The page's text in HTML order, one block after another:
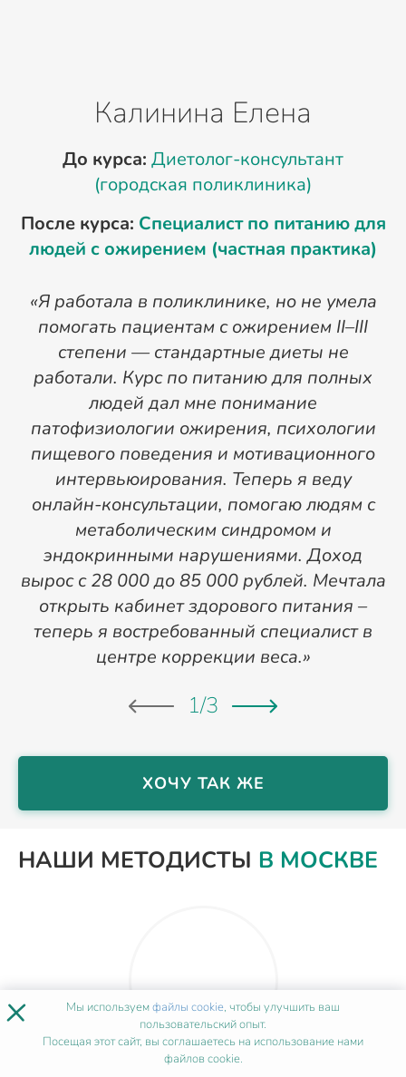
Калинина Елена
До курса: Диетолог-консультант
(городская поликлиника)
После курса: Специалист по питанию для
людей с ожирением (частная практика)
«Я работала в поликлинике, но не умела
помогать пациентам с ожирением II–III
степени — стандартные диеты не
работали. Курс по питанию для полных
людей дал мне понимание
патофизиологии ожирения, психологии
пищевого поведения и мотивационного
интервьюирования. Теперь я веду
онлайн-консультации, помогаю людям с
метаболическим синдромом и
эндокринными нарушениями. Доход
вырос с 28 000 до 85 000 рублей. Мечтала
открыть кабинет здорового питания –
теперь я востребованный специалист в
центре коррекции веса.»
1/3
ХОЧУ ТАК ЖЕ
НАШИ МЕТОДИСТЫ В МОСКВЕ
× Мы используемфайлы cookie, чтобы улучшить ваш
пользовательский опыт.
Посещая этот сайт, вы соглашаетесь на использование нами
файлов cookie.